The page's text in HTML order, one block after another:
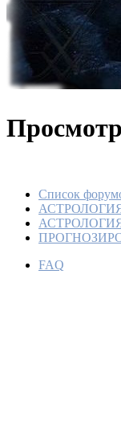
Список
FAQ